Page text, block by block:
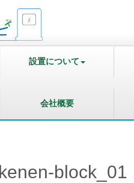
設置について
会社概要
kenen-block_01